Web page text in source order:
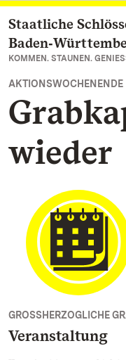
Zum Hauptinhalt
Staatliche
KOMMEN. STAUNEN.
AKTIONSWOCHENENDE
wieder
GROSSHERZOGLICHE
Veranstaltung